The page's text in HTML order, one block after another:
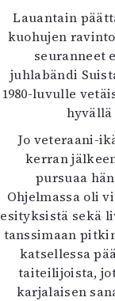
Lauantain
kuohujen
seuranneet
juhlabändi
1980-luvulle
Jo veteraani-
kerran
pursuaa
Ohjelmassa oli
esityksistä sekä
tanssimaan
katsellessa
taiteilijoista,
karjalaisen